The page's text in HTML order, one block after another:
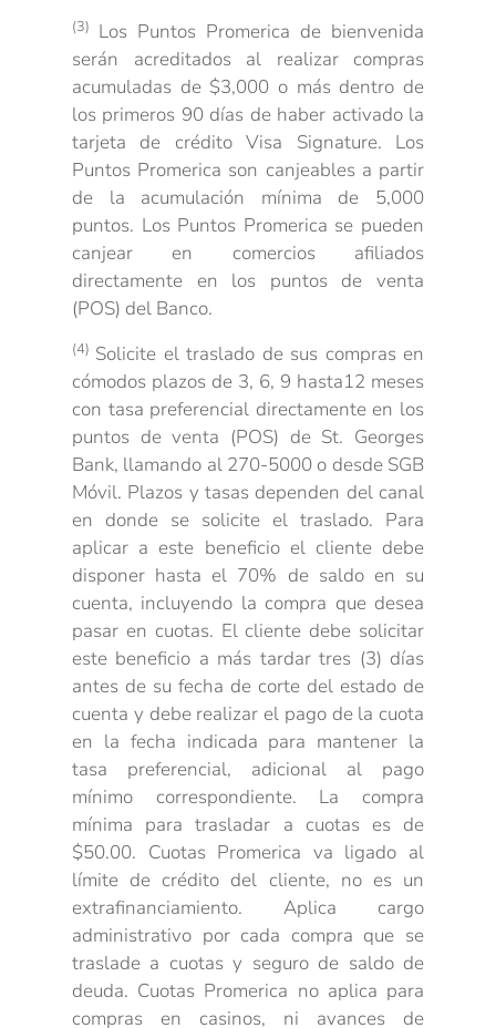
(3) Los Puntos Promerica de bienvenida
serán acreditados al realizar compras
acumuladas de $3,000 o más dentro de
los primeros 90 días de haber activado la
tarjeta de crédito Visa Signature. Los
Puntos Promerica son canjeables a partir
de la acumulación mínima de 5,000
puntos. Los Puntos Promerica se pueden
canjear en comercios afiliados
directamente en los puntos de venta
(POS) del Banco.
(4) Solicite el traslado de sus compras en
cómodos plazos de 3, 6, 9 hasta12 meses
con tasa preferencial directamente en los
puntos de venta (POS) de St. Georges
Bank, llamando al 270-5000 o desde SGB
Móvil. Plazos y tasas dependen del canal
en donde se solicite el traslado. Para
aplicar a este beneficio el cliente debe
disponer hasta el 70% de saldo en su
cuenta, incluyendo la compra que desea
pasar en cuotas. El cliente debe solicitar
este beneficio a más tardar tres (3) días
antes de su fecha de corte del estado de
cuenta y debe realizar el pago de la cuota
en la fecha indicada para mantener la
tasa preferencial, adicional al pago
mínimo correspondiente. La compra
mínima para trasladar a cuotas es de
$50.00. Cuotas Promerica va ligado al
límite de crédito del cliente, no es un
extrafinanciamiento. Aplica cargo
administrativo por cada compra que se
traslade a cuotas y seguro de saldo de
deuda. Cuotas Promerica no aplica para
compras en casinos, ni avances de